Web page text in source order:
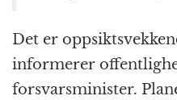
Det er
informerer
forsvarsminister.